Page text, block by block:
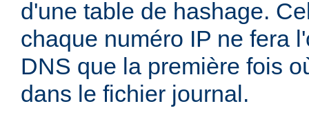
d'une table de hashage.
chaque numéro IP ne fera
DNS que la première fois
dans le fichier journal.